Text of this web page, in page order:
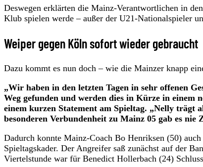
Deswegen erklärten die Mainz-Verantwortlichen in
Klub spielen werde – außer der U21-Nationalspieler
Weiper gegen Köln sofort wieder gebraucht
Dazu kommt es nun doch – wie die Mainzer knapp
„Wir haben in den letzten Tagen in sehr offenen
Weg gefunden und werden dies in Kürze in
einem kurzen Statement am Spieltag. „Nelly trägt
besonderen Verbundenheit zu Mainz 05 gab es
Dadurch konnte Mainz-Coach Bo Henriksen (50)
Spieltagskader. Der Angreifer saß zunächst auf der
Viertelstunde war für Benedict Hollerbach (24)